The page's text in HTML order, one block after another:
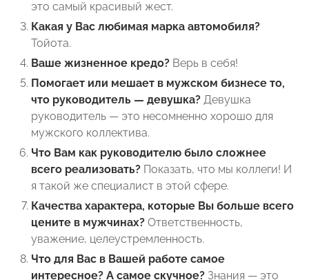
это самый красивый жест.
Какая у Вас любимая марка автомобиля?
Тойота.
Ваше жизненное кредо? Верь в себя!
Помогает или мешает в мужском бизнесе то,
что руководитель — девушка? Девушка
руководитель — это несомненно хорошо для
мужского коллектива.
Что Вам как руководителю было сложнее
всего реализовать? Показать, что мы коллеги! И
я такой же специалист в этой сфере.
Качества характера, которые Вы больше всего
цените в мужчинах? Ответственность,
уважение, целеустремленность.
Что для Вас в Вашей работе самое
интересное? А самое скучное? Знания — это